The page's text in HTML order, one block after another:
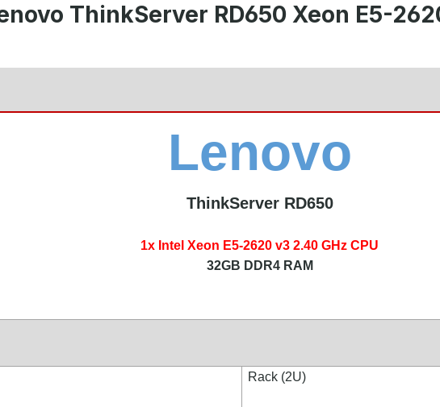
ThinkServer RD650 Xeon E5-
Lenovo
ThinkServer RD650
1x Intel Xeon E5-2620 v3 2.40 GHz CPU
32GB DDR4 RAM
Rack (2U)